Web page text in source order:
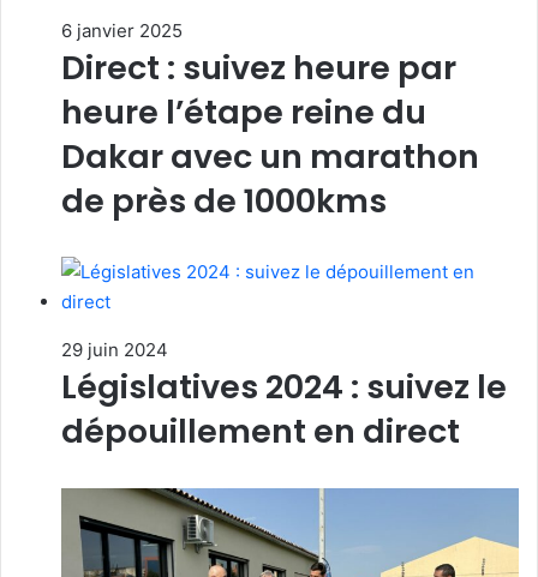
6 janvier 2025
Direct : suivez heure par
heure l’étape reine du
Dakar avec un marathon
de près de 1000kms
29 juin 2024
Législatives 2024 : suivez le
dépouillement en direct